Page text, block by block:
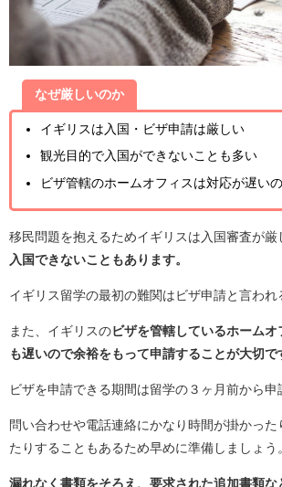
なぜ厳しいのか
イギリスは入国・ビザ申請は厳しい
観光目的で入国ができないことも多い
ビザ管轄のホームオフィスは対応が遅い
移民問題を抱えるためイギリスは入国審査が厳
入国できないこともあります。
イギリス留学の最初の難関はビザ申請と言われ
また、イギリスの ビザを管轄しているホーム
も遅いので余裕をもって申請することが大切で
ビザを申請できる期間は留学の３ヶ月前から申
問い合わせや電話連絡にかなり時間が掛かっ
たりすることもあるため早めに準備しましょう
漏れなく書類をそろえ、要求された追加書類な